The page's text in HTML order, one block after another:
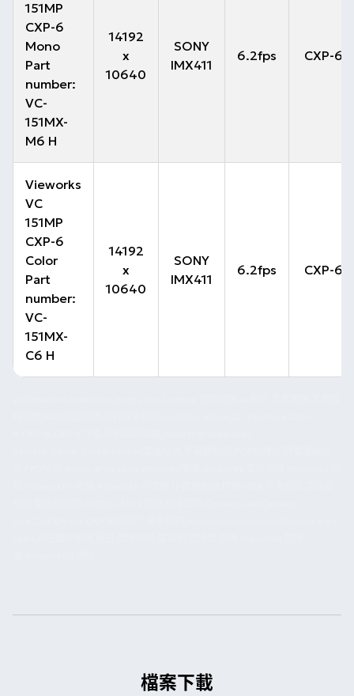
151MP
CXP-6
Mono
Part
number:
VC-
151MX-
M6 H
14192
x
10640
SONY
IMX411
6.2fps CXP-6
Vieworks
VC
151MP
CXP-6
Color
Part
number:
VC-
151MX-
C6 H
14192
x
10640
SONY
IMX411
6.2fps CXP-6
檔案下載